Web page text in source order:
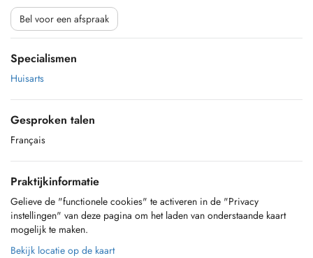
Bel voor een afspraak
Specialismen
Huisarts
Gesproken talen
Français
Praktijkinformatie
Gelieve de "functionele cookies" te activeren in de "Privacy
instellingen" van deze pagina om het laden van onderstaande kaart
mogelijk te maken.
Bekijk locatie op de kaart